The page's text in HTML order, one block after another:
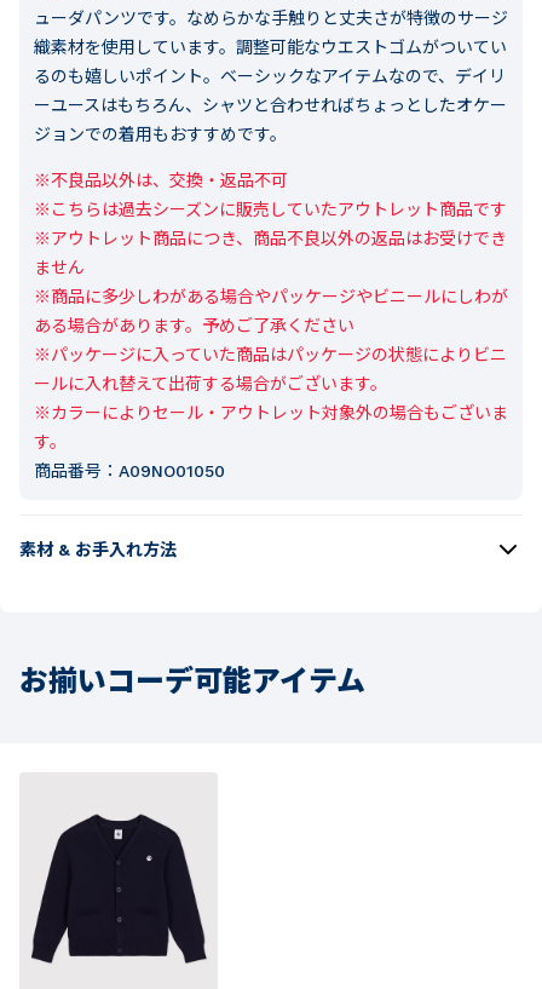
ューダパンツです。なめらかな手触りと丈夫さが特徴のサージ
織素材を使用しています。調整可能なウエストゴムがついてい
るのも嬉しいポイント。ベーシックなアイテムなので、デイリ
ーユースはもちろん、シャツと合わせればちょっとしたオケー
ジョンでの着用もおすすめです。
※不良品以外は、交換・返品不可
※こちらは過去シーズンに販売していたアウトレット商品です
※アウトレット商品につき、商品不良以外の返品はお受けでき
ません
※商品に多少しわがある場合やパッケージやビニールにしわが
ある場合があります。予めご了承ください
※パッケージに入っていた商品はパッケージの状態によりビニ
ールに入れ替えて出荷する場合がございます。
※カラーによりセール・アウトレット対象外の場合もございま
す。
商品番号： A09NO01050
素材 & お手入れ方法
お揃いコーデ可能アイテム